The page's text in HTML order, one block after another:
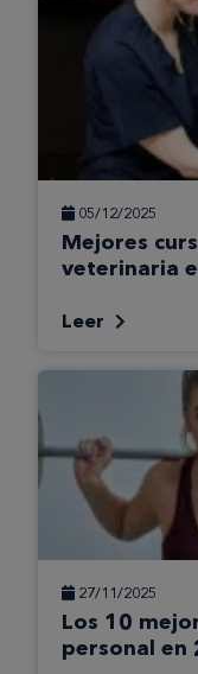
05/12/2025
Mejores
veterinaria
Leer
27/11/2025
Los 10
personal en